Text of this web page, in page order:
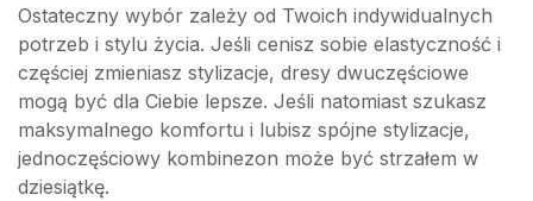
Ostateczny wybór zależy od Twoich indywidualnych
potrzeb i stylu życia. Jeśli cenisz sobie elastyczność i
częściej zmieniasz stylizacje, dresy dwuczęściowe
mogą być dla Ciebie lepsze. Jeśli natomiast szukasz
maksymalnego komfortu i lubisz spójne stylizacje,
jednoczęściowy kombinezon może być strzałem w
dziesiątkę.